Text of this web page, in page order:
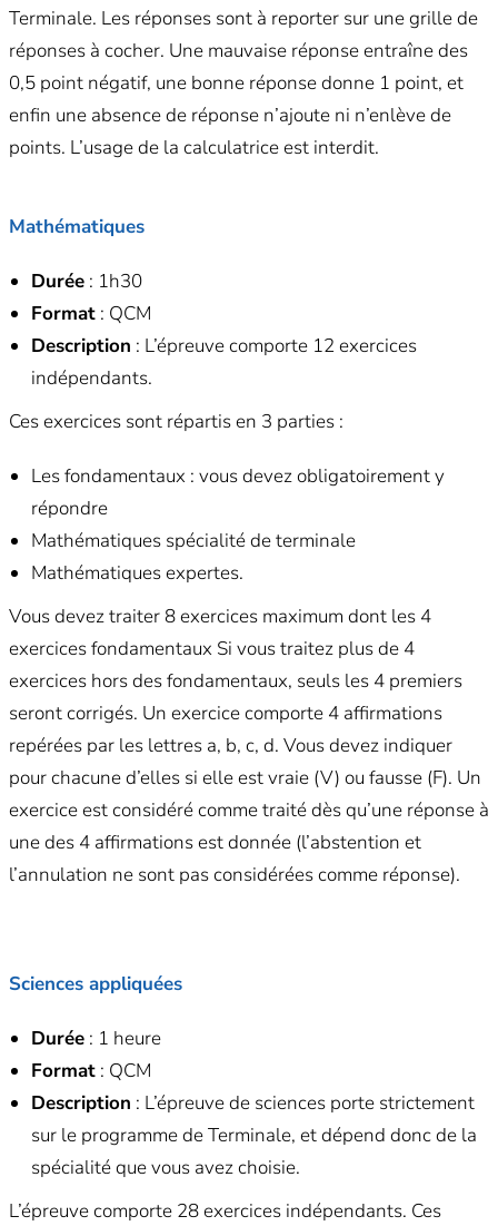
Terminale. Les réponses sont à reporter sur une grille de
réponses à cocher. Une mauvaise réponse entraîne des
0,5 point négatif, une bonne réponse donne 1 point, et
enfin une absence de réponse n’ajoute ni n’enlève de
points. L’usage de la calculatrice est interdit.
Mathématiques
Durée: 1h30
Format: QCM
Description : L’épreuve comporte 12 exercices
indépendants.
Ces exercices sont répartis en 3 parties :
Les fondamentaux : vous devez obligatoirement y
répondre
Mathématiques spécialité de terminale
Mathématiques expertes.
Vous devez traiter 8 exercices maximum dont les 4
exercices fondamentaux Si vous traitez plus de 4
exercices hors des fondamentaux, seuls les 4 premiers
seront corrigés. Un exercice comporte 4 affirmations
repérées par les lettres a, b, c, d. Vous devez indiquer
pour chacune d’elles si elle est vraie (V) ou fausse (F). Un
exercice est considéré comme traité dès qu’une réponse à
une des 4 affirmations est donnée (l’abstention et
l’annulation ne sont pas considérées comme réponse).
Sciences appliquées
Durée: 1 heure
Format: QCM
Description : L’épreuve de sciences porte strictement
sur le programme de Terminale, et dépend donc de la
spécialité que vous avez choisie.
L’épreuve comporte 28 exercices indépendants. Ces